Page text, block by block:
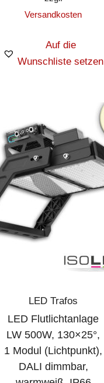
Versandkosten
Auf die
Wunschliste setzen
LED Trafos
LED Flutlichtanlage
LW 500W, 130×25°,
1 Modul (Lichtpunkt),
DALI dimmbar,